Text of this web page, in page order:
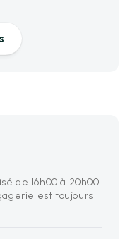
de 16h00 à 20h00
est toujours